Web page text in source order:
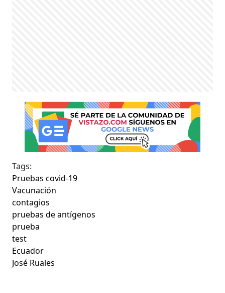
Tags:
Pruebas covid-19
Vacunación
contagios
pruebas de antígenos
prueba
test
Ecuador
José Ruales